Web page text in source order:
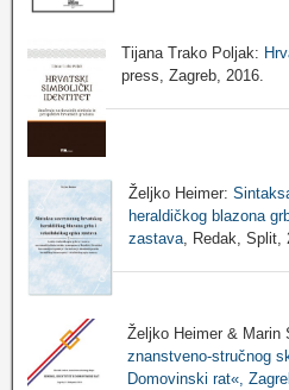
Tijana Trako Poljak:
press, Zagreb, 2016.
Željko Heimer:
heraldičkog blazona
zastava, Redak, Split,
Željko Heimer & Marin
znanstveno-stručnog
Domovinski rat«,